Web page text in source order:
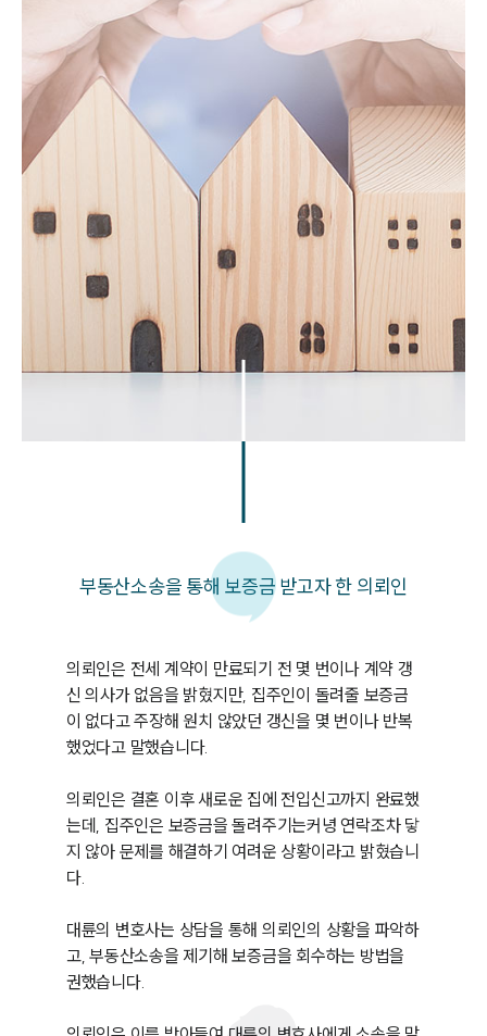
부동산소송을 통해 보증금 받고자 한 의뢰인
의뢰인은 전세 계약이 만료되기 전 몇 번이나 계약 갱
신 의사가 없음을 밝혔지만, 집주인이 돌려줄 보증금
이 없다고 주장해 원치 않았던 갱신을 몇 번이나 반복
했었다고 말했습니다.
의뢰인은 결혼 이후 새로운 집에 전입신고까지 완료했
는데, 집주인은 보증금을 돌려주기는커녕 연락조차 닿
지 않아 문제를 해결하기 여려운 상황이라고 밝혔습니
다.
대륜의 변호사는 상담을 통해 의뢰인의 상황을 파악하
고, 부동산소송을 제기해 보증금을 회수하는 방법을
권했습니다.